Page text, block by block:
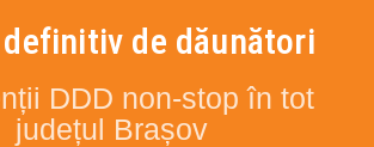
definitiv de dăunători
DDD non-stop în tot
județul Brașov